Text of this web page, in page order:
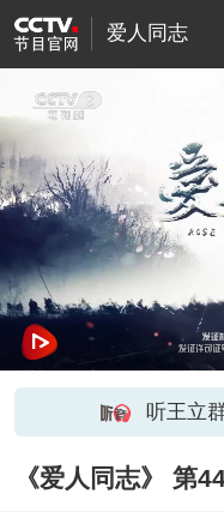
爱人同志
听王立
《爱人同志》 第